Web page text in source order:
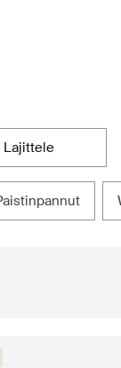
lajittele
paistinpannut